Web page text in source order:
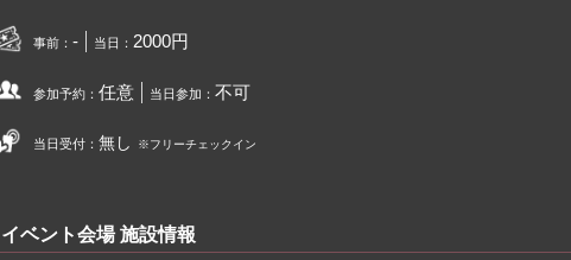
事前： - 当日： 2000円
参加予約： 任意 当日参加： 不可
当日受付： 無し ※フリーチェックイン
イベント会場 施設情報